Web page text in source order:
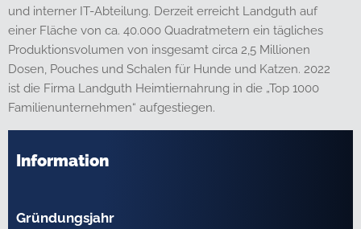
und interner IT-Abteilung. Derzeit erreicht Landguth auf
einer Fläche von ca. 40.000 Quadratmetern ein tägliches
Produktionsvolumen von insgesamt circa 2,5 Millionen
Dosen, Pouches und Schalen für Hunde und Katzen. 2022
ist die Firma Landguth Heimtiernahrung in die „Top 1000
Familienunternehmen“ aufgestiegen.
Information
Gründungsjahr